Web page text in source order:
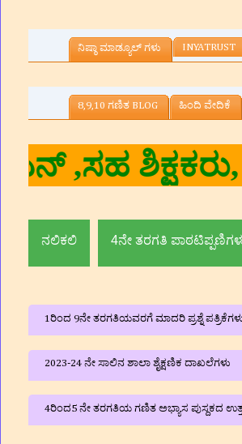
ನಿಷ್ಠಾ ಮಾಡ್ಯೂಲ್ ಗಳು INYATRUST
8,9,10 ಗಣಿತ BLOG ಹಿಂದಿ ವೇದಿಕೆ
ನಲಿಕಲಿ 4ನೇ ತರಗತಿ
1ರಿಂದ 9ನೇ ತರಗತಿಯವರಗೆ ಮಾದರಿ ಪ್ರಶ್ನೆ
2023-24 ನೇ ಸಾಲಿನ ಶಾಲಾ ಶೈಕ್ಷಣಿಕ ದಾಖಲೆಗಳು
4ರಿಂದ5 ನೇ ತರಗತಿಯ ಗಣಿತ ಅಭ್ಯಾಸ ಪುಸ್ದಕದ